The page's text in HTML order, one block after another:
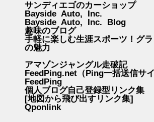
サンディエゴのカーショップ
Bayside Auto, Inc.
Bayside Auto, Inc. Blog
趣味のブログ
手軽に楽しむ生涯スポーツ！グ
の魅力
アマゾンジャングル走破記
FeedPing.net（Ping一括送信サイ
FeedPing
個人ブログ自己登録型リンク集
[地図から飛び出すリンク集]
Qponlink